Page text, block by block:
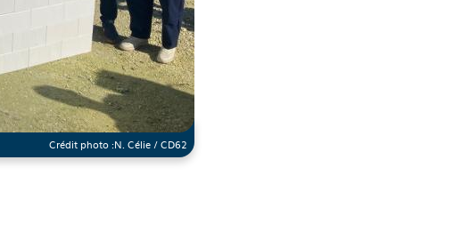
Crédit photo :N. Célie / CD62